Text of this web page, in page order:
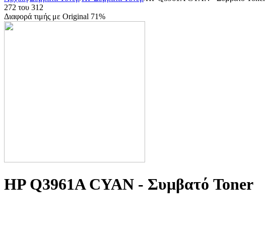
272 του 312
Διαφορά τιμής με Original 71%
HP Q3961A CYAN - Συμβατό Toner